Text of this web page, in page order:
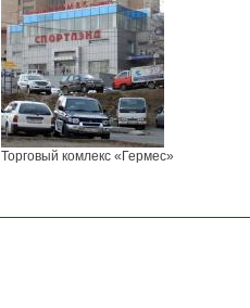
Торговый комлекс «Гермес»